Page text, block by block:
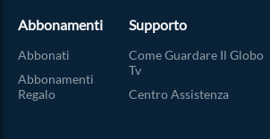
Abbonamenti
Abbonati
Abbonamenti
Regalo
Supporto
Come Guardare Il Globo
Tv
Centro Assistenza